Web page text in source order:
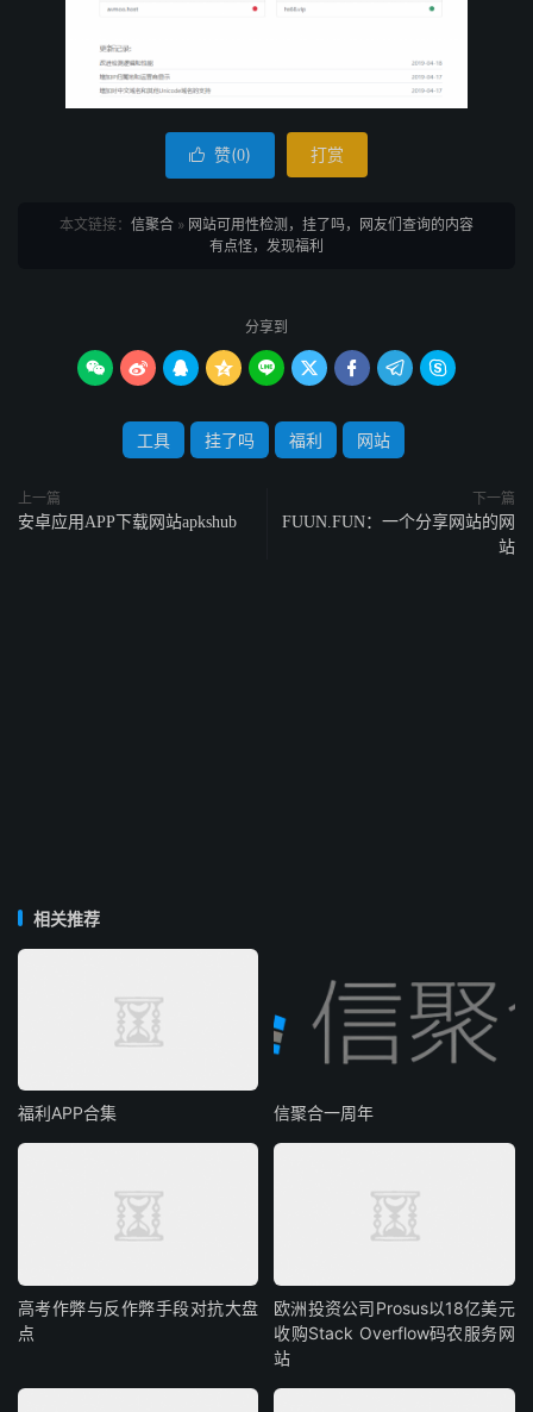
 赞(0) 打赏
本文链接： 信聚合 » 网站可用性检测，挂了吗，网友们查询的内容
有点怪，发现福利
分享到
        
工具 挂了吗 福利 网站
上一篇
安卓应用APP下载网站apkshub
下一篇
FUUN.FUN：一个分享网站的网
站
相关推荐
福利APP合集 信聚合一周年
高考作弊与反作弊手段对抗大盘
点
欧洲投资公司Prosus以18亿美元
收购Stack Overflow码农服务网
站